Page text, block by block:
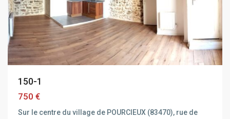
150-1
750 €
Sur le centre du village de POURCIEUX (83470), rue de